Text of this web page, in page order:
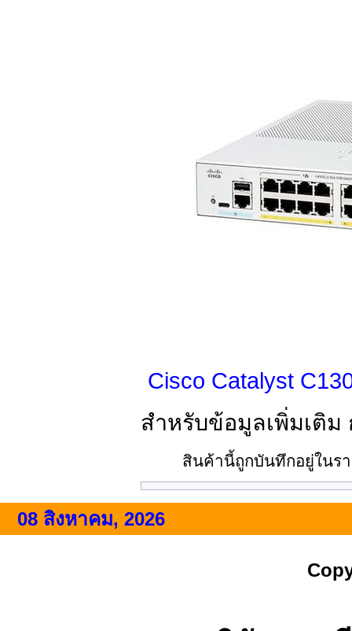
Cisco Catalyst
สำหรับข้อมูลเพิ่มเติ
สินค้านี้ถูกบันทึกอยู่ในร
08 สิงหาคม, 2026